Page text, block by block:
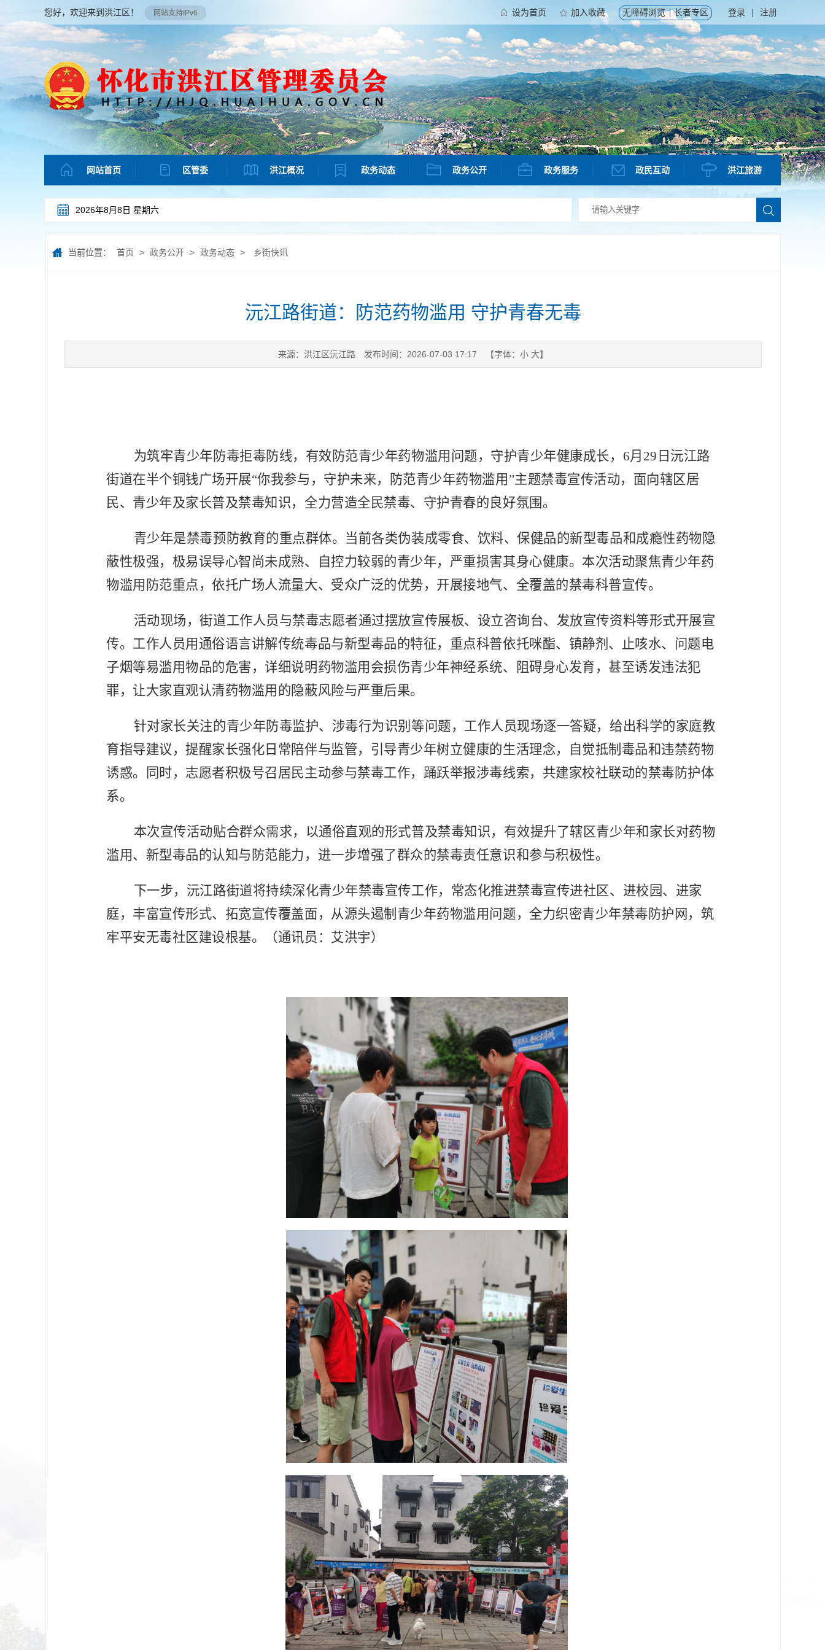
您好，欢迎来到洪江区！ 网站支持IPv6 登录 | 注册
设为首页 加入收藏 无障碍浏览 长者专区
网站首页 区管委 洪江概况 政务动态 政务公开 政务服务 政民互动 洪江旅游
2026年8月8日 星期六
当前位置： 首页 > 政务公开 > 政务动态 > 乡街快讯
沅江路街道：防范药物滥用 守护青春无毒
来源：洪江区沅江路 发布时间：2026-07-03 17:17 【字体： 小 大】
为筑牢青少年防毒拒毒防线，有效防范青少年药物滥用问题，守护青少年健康成长， 6月29日沅江路
街道在半个铜钱广场开展“你我参与，守护未来，防范青少年药物滥用”主题禁毒宣传活动，面向辖区居
民、青少年及家长普及禁毒知识，全力营造全民禁毒、守护青春的良好氛围。
青少年是禁毒预防教育的重点群体。当前各类伪装成零食、饮料、保健品的新型毒品和成瘾性药物隐
蔽性极强，极易误导心智尚未成熟、自控力较弱的青少年，严重损害其身心健康。本次活动聚焦青少年药
物滥用防范重点，依托广场人流量大、受众广泛的优势，开展接地气、全覆盖的禁毒科普宣传。
活动现场，街道工作人员与禁毒志愿者通过摆放宣传展板、设立咨询台、发放宣传资料等形式开展宣
传。工作人员用通俗语言讲解传统毒品与新型毒品的特征，重点科普依托咪酯、镇静剂、止咳水、问题电
子烟等易滥用物品的危害，详细说明药物滥用会损伤青少年神经系统、阻碍身心发育，甚至诱发违法犯
罪，让大家直观认清药物滥用的隐蔽风险与严重后果。
针对家长关注的青少年防毒监护、涉毒行为识别等问题，工作人员现场逐一答疑，给出科学的家庭教
育指导建议，提醒家长强化日常陪伴与监管，引导青少年树立健康的生活理念，自觉抵制毒品和违禁药物
诱惑。同时，志愿者积极号召居民主动参与禁毒工作，踊跃举报涉毒线索，共建家校社联动的禁毒防护体
系。
本次宣传活动贴合群众需求，以通俗直观的形式普及禁毒知识，有效提升了辖区青少年和家长对药物
滥用、新型毒品的认知与防范能力，进一步增强了群众的禁毒责任意识和参与积极性。
下一步，沅江路街道将持续深化青少年禁毒宣传工作，常态化推进禁毒宣传进社区、进校园、进家
庭，丰富宣传形式、拓宽宣传覆盖面，从源头遏制青少年药物滥用问题，全力织密青少年禁毒防护网，筑
牢平安无毒社区建设根基。（通讯员：艾洪宇）